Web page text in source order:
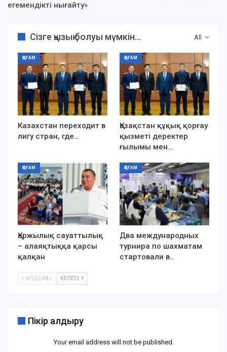
егемендікті нығайту»
All
Сізге қызық болуы мүмкін...
ҚОҒАМ
Казахстан переходит в
лигу стран, где…
ҚОҒАМ
Қазақстан құқық қорғау
қызметі деректер
ғылымы мен…
ҚОҒАМ
Қаржылық сауаттылық
– алаяқтыққа қарсы
қалқан
ҚОҒАМ
Два международных
турнира по шахматам
стартовали в…
АЛДЫҢҒЫ КЕЛЕСІ
Пікір қалдыру
Your email address will not be published.